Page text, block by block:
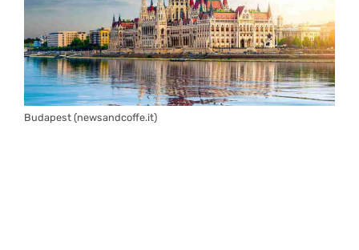
Budapest (newsandcoffe.it)